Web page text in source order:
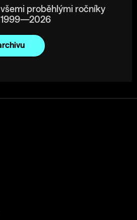
proběhlými ročníky
1999—2026